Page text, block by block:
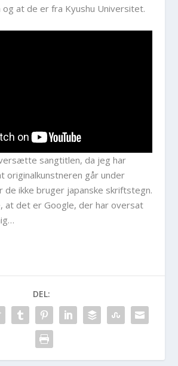
og at de er fra Kyushu Universitet.
sangtitlen, da jeg har
originalkunstneren går under
de ikke bruger japanske skriftstegn.
at det er Google, der har oversat
DEL: